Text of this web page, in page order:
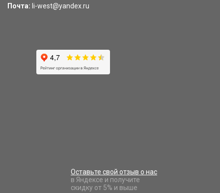
Почта: li-west@yandex.ru
Оставьте свой отзыв о нас
в Яндексе и получите
скидку от 5% и выше